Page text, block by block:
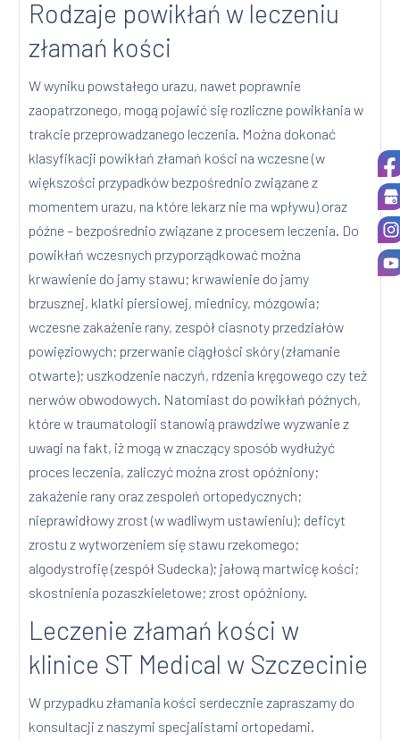
Rodzaje powikłań w leczeniu
złamań kości
W wyniku powstałego urazu, nawet poprawnie
zaopatrzonego, mogą pojawić się rozliczne powikłania w
trakcie przeprowadzanego leczenia. Można dokonać
klasyfikacji powikłań złamań kości na wczesne (w
większości przypadków bezpośrednio związane z
momentem urazu, na które lekarz nie ma wpływu) oraz
późne – bezpośrednio związane z procesem leczenia. Do
powikłań wczesnych przyporządkować można
krwawienie do jamy stawu; krwawienie do jamy
brzusznej, klatki piersiowej, miednicy, mózgowia;
wczesne zakażenie rany, zespół ciasnoty przedziałów
powięziowych; przerwanie ciągłości skóry (złamanie
otwarte); uszkodzenie naczyń, rdzenia kręgowego czy też
nerwów obwodowych. Natomiast do powikłań późnych,
które w traumatologii stanowią prawdziwe wyzwanie z
uwagi na fakt, iż mogą w znaczący sposób wydłużyć
proces leczenia, zaliczyć można zrost opóźniony;
zakażenie rany oraz zespoleń ortopedycznych;
nieprawidłowy zrost (w wadliwym ustawieniu); deficyt
zrostu z wytworzeniem się stawu rzekomego;
algodystrofię (zespół Sudecka); jałową martwicę kości;
skostnienia pozaszkieletowe; zrost opóżniony.
Leczenie złamań kości w
klinice ST Medical w Szczecinie
W przypadku złamania kości serdecznie zapraszamy do
konsultacji z naszymi specjalistami ortopedami.